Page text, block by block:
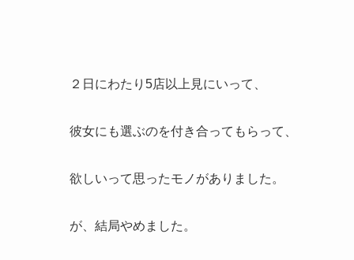
２日にわたり5店以上見にいって、
彼女にも選ぶのを付き合ってもらって、
欲しいって思ったモノがありました。
が、結局やめました。